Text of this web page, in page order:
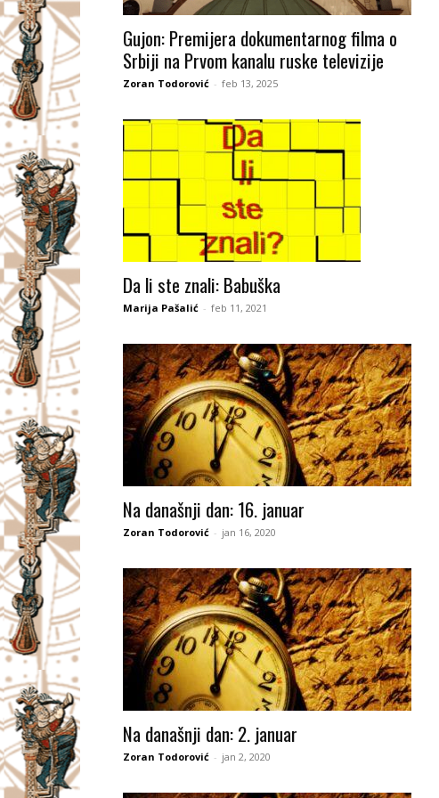
V
Č
Gujon: Premijera dokumentarnog filma o
Srbiji na Prvom kanalu ruske televizije
Zoran Todorović - feb 13, 2025
Da li ste znali: Babuška
Marija Pašalić - feb 11, 2021
Na današnji dan: 16. januar
Zoran Todorović - jan 16, 2020
Na današnji dan: 2. januar
Zoran Todorović - jan 2, 2020